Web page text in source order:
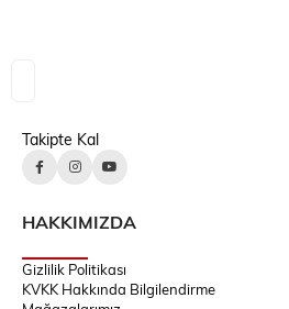
Takipte Kal
HAKKIMIZDA
Gizlilik Politikası
KVKK Hakkında Bilgilendirme